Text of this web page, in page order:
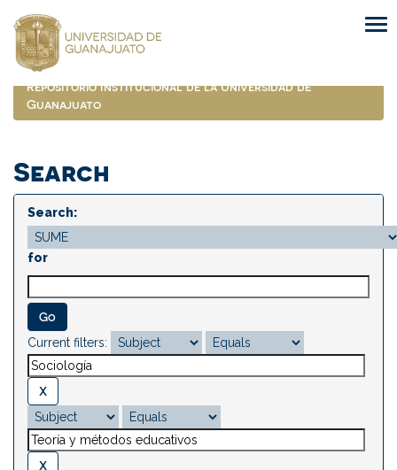
navigation
Repositorio Institucional de la Universidad de
Guanajuato
Search
Search:
for
Current filters: